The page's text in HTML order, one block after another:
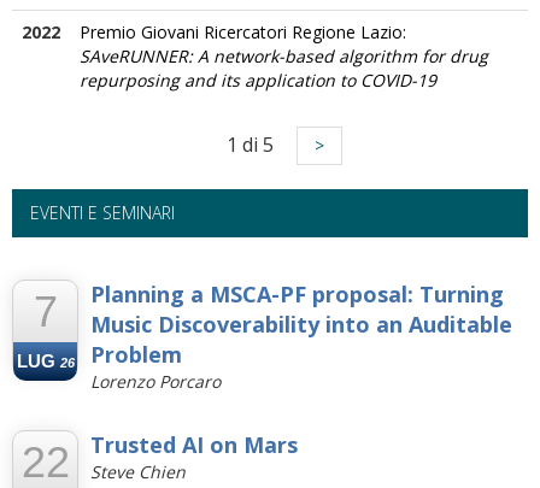
2022
Premio Giovani Ricercatori Regione Lazio:
SAveRUNNER: A network-based algorithm for drug
repurposing and its application to COVID-19
1 di 5 >
EVENTI E SEMINARI
7
LUG 26
Planning a MSCA-PF proposal: Turning
Music Discoverability into an Auditable
Problem
Lorenzo Porcaro
22 Trusted AI on Mars
Steve Chien